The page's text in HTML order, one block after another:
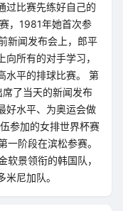
过比赛先练好自己的
，1981年她首次参
新闻发布会上，郎平
所有的对手学习，
水平的排球比赛。 第
了当天的新闻发布
好水平、为奥运会做
参加的女排世界杯赛
阶段在滨松参赛。
软景领衔的韩国队，
尼加队。